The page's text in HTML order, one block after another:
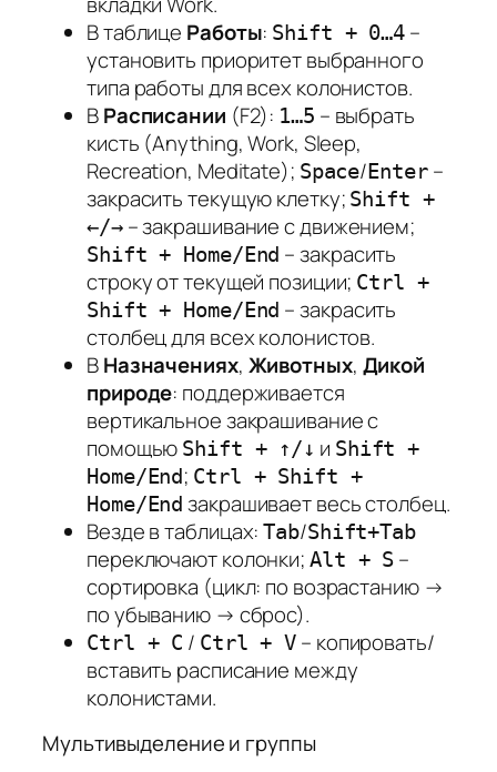
В таблице Работы: Shift + 0…4 –
установить приоритет выбранного
типа работы для всех колонистов.
ВРасписании (F2): 1…5 – выбрать
кисть (Anything, Work, Sleep,
Recreation, Meditate); Space/Enter–
закрасить текущую клетку; Shift +
←/→– закрашивание с движением;
Shift + Home/End – закрасить
строку от текущей позиции; Ctrl +
Shift + Home/End – закрасить
столбец для всех колонистов.
ВНазначениях, Животных, Дикой
природе: поддерживается
вертикальное закрашивание с
помощью Shift + ↑/↓ и Shift +
Home/End; Ctrl + Shift +
Home/End закрашивает весь столбец.
Везде в таблицах:Tab/Shift+Tab
переключают колонки; Alt + S –
сортировка (цикл: по возрастанию →
по убыванию → сброс).
Ctrl + C / Ctrl + V – копировать/
вставить расписание между
колонистами.
Мультивыделение и группы